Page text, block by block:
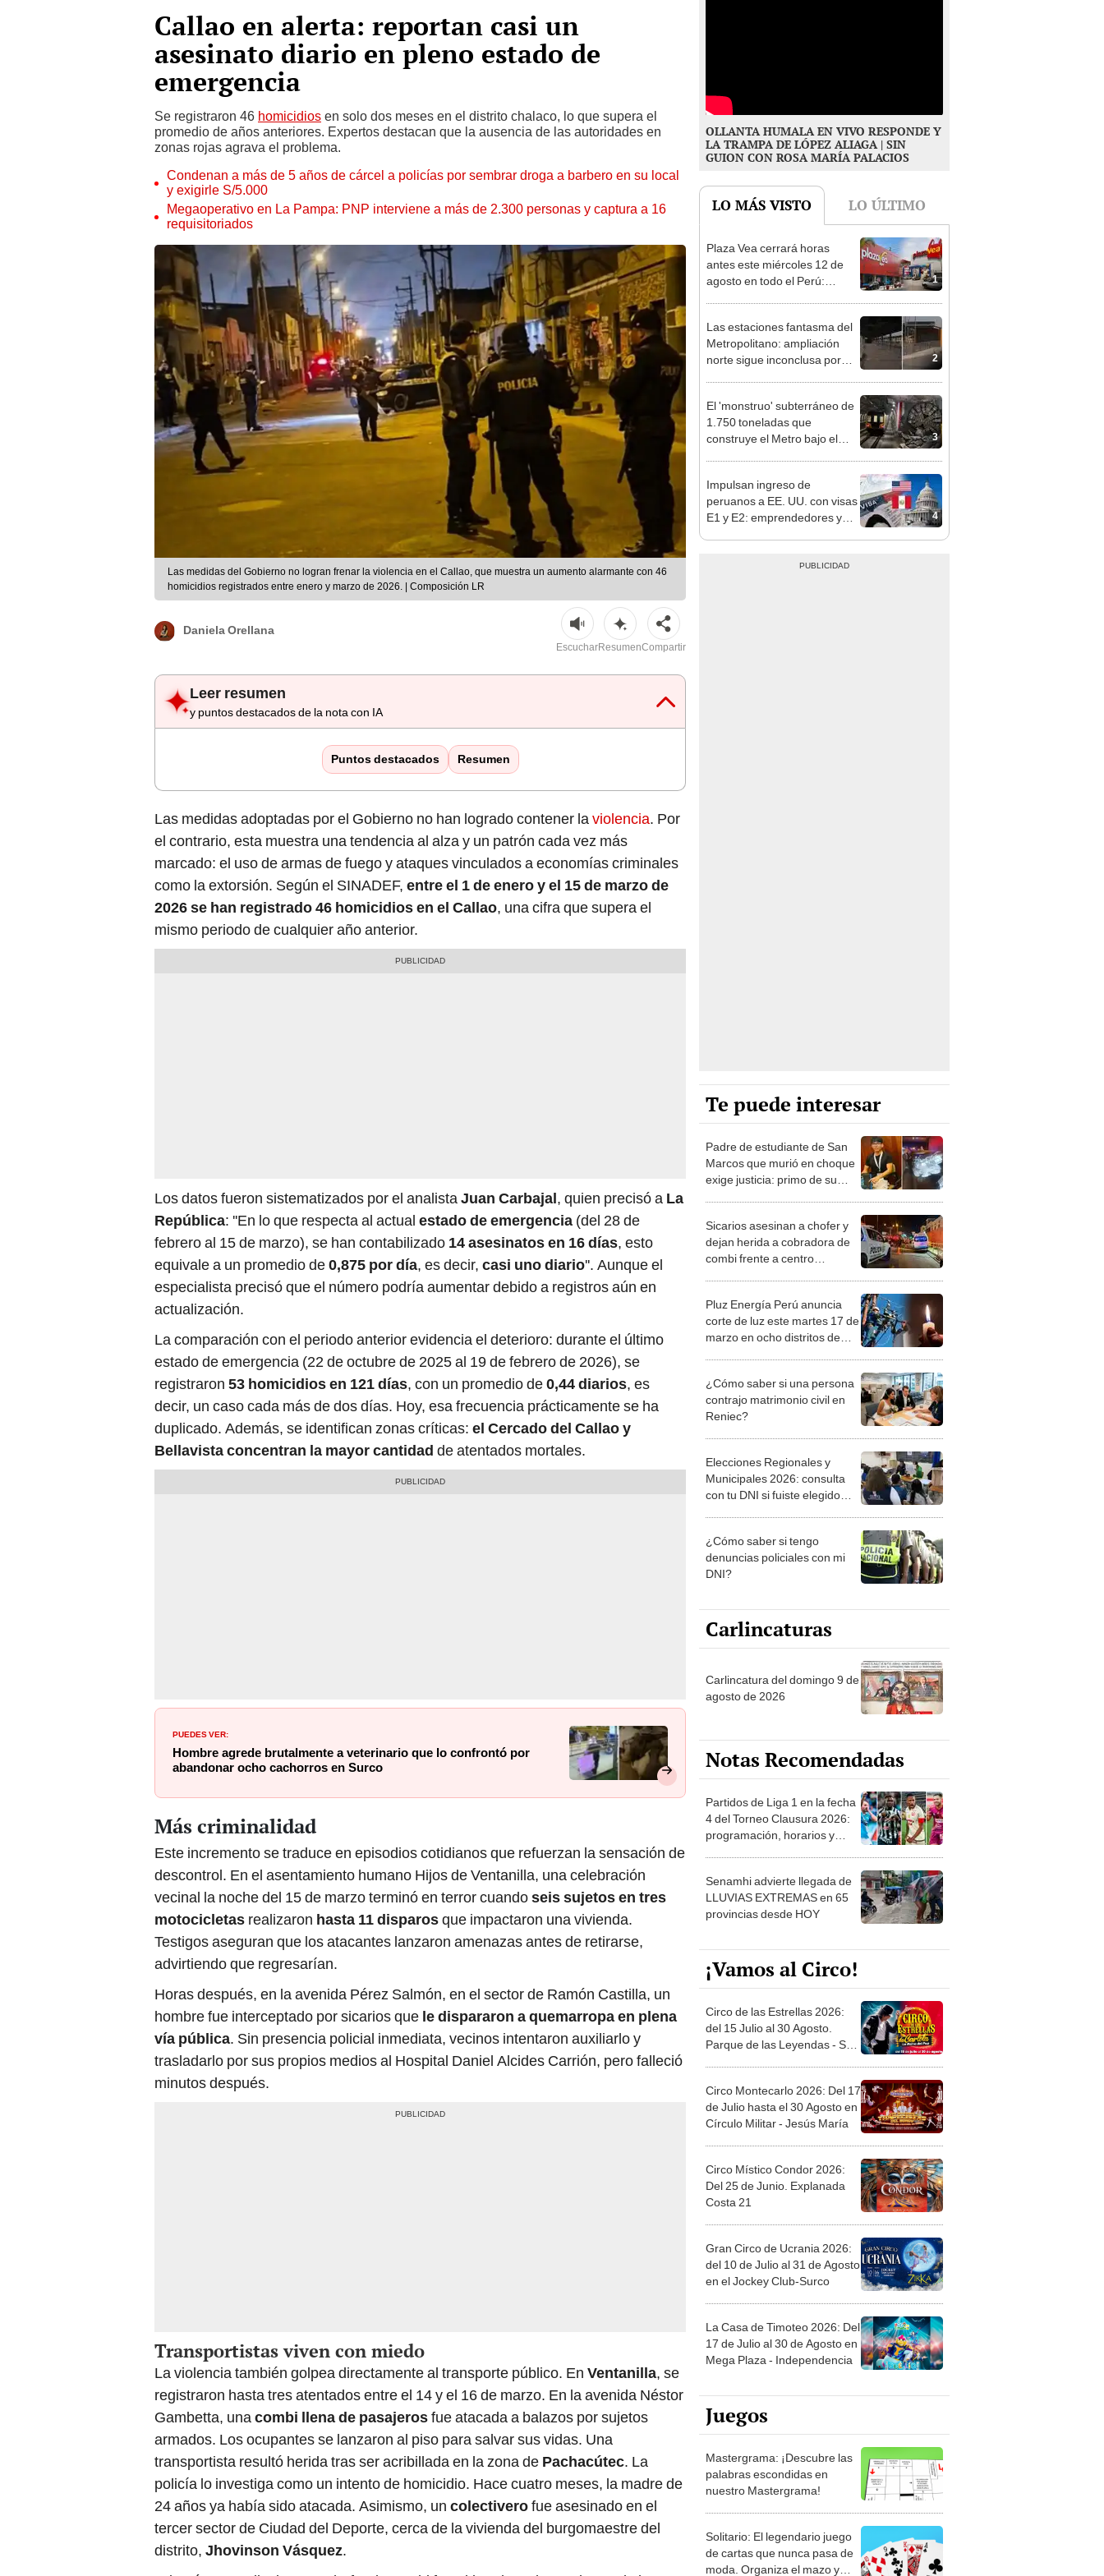
Callao en alerta: reportan casi un
asesinato diario en pleno estado de
emergencia
Se registraron 46 homicidios en solo dos meses en el distrito chalaco, lo que supera el
promedio de años anteriores. Expertos destacan que la ausencia de las autoridades en
zonas rojas agrava el problema.
Condenan a más de 5 años de cárcel a policías por sembrar droga a barbero en su local
y exigirle S/5.000
Megaoperativo en La Pampa: PNP interviene a más de 2.300 personas y captura a 16
requisitoriados
Las medidas del Gobierno no logran frenar la violencia en el Callao, que muestra un aumento alarmante con 46
homicidios registrados entre enero y marzo de 2026. | Composición LR
Daniela Orellana
EscucharResumenCompartir
Leer resumen
y puntos destacados de la nota con IA
Puntos destacados Resumen
Las medidas adoptadas por el Gobierno no han logrado contener laviolencia. Por
el contrario, esta muestra una tendencia al alza y un patrón cada vez más
marcado: el uso de armas de fuego y ataques vinculados a economías criminales
como la extorsión. Según el SINADEF, entre el 1 de enero y el 15 de marzo de
2026 se han registrado 46 homicidios en el Callao, una cifra que supera el
mismo periodo de cualquier año anterior.
Los datos fueron sistematizados por el analistaJuan Carbajal, quien precisó a La
República: ''En lo que respecta al actual estado de emergencia (del 28 de
febrero al 15 de marzo), se han contabilizado 14 asesinatos en 16 días, esto
equivale a un promedio de0,875 por día, es decir, casi uno diario''. Aunque el
especialista precisó que el número podría aumentar debido a registros aún en
actualización.
La comparación con el periodo anterior evidencia el deterioro: durante el último
estado de emergencia (22 de octubre de 2025 al 19 de febrero de 2026), se
registraron 53 homicidios en 121 días, con un promedio de0,44 diarios, es
decir, un caso cada más de dos días. Hoy, esa frecuencia prácticamente se ha
duplicado. Además, se identifican zonas críticas: el Cercado del Callao y
Bellavista concentran la mayor cantidad de atentados mortales.
PUEDES VER:
Hombre agrede brutalmente a veterinario que lo confrontó por
abandonar ocho cachorros en Surco
Más criminalidad
Este incremento se traduce en episodios cotidianos que refuerzan la sensación de
descontrol. En el asentamiento humano Hijos de Ventanilla, una celebración
vecinal la noche del 15 de marzo terminó en terror cuandoseis sujetos en tres
motocicletas realizaron hasta 11 disparosque impactaron una vivienda.
Testigos aseguran que los atacantes lanzaron amenazas antes de retirarse,
advirtiendo que regresarían.
Horas después, en la avenida Pérez Salmón, en el sector de Ramón Castilla, un
hombre fue interceptado por sicarios que le dispararon a quemarropa en plena
vía pública. Sin presencia policial inmediata, vecinos intentaron auxiliarlo y
trasladarlo por sus propios medios al Hospital Daniel Alcides Carrión, pero falleció
minutos después.
Transportistas viven con miedo
La violencia también golpea directamente al transporte público. En Ventanilla, se
registraron hasta tres atentados entre el 14 y el 16 de marzo. En la avenida Néstor
Gambetta, unacombi llena de pasajerosfue atacada a balazos por sujetos
armados. Los ocupantes se lanzaron al piso para salvar sus vidas. Una
transportista resultó herida tras ser acribillada en la zona de Pachacútec. La
policía lo investiga como un intento de homicidio. Hace cuatro meses, la madre de
24 años ya había sido atacada. Asimismo, un colectiverofue asesinado en el
tercer sector de Ciudad del Deporte, cerca de la vivienda del burgomaestre del
distrito, Jhovinson Vásquez.
OLLANTA HUMALA EN VIVO RESPONDE Y
LA TRAMPA DE LÓPEZ ALIAGA | SIN
GUION CON ROSA MARÍA PALACIOS
LO MÁS VISTO LO ÚLTIMO
1
Plaza Vea cerrará horas
antes este miércoles 12 de
agosto en todo el Perú:
2
Las estaciones fantasma del
Metropolitano: ampliación
norte sigue inconclusa por
3
El 'monstruo' subterráneo de
1.750 toneladas que
construye el Metro bajo el
4
Impulsan ingreso de
peruanos a EE. UU. con visas
E1 y E2: emprendedores y
Te puede interesar
Padre de estudiante de San
Marcos que murió en choque
exige justicia: primo de su
Sicarios asesinan a chofer y
dejan herida a cobradora de
combi frente a centro
Pluz Energía Perú anuncia
corte de luz este martes 17 de
marzo en ocho distritos de
¿Cómo saber si una persona
contrajo matrimonio civil en
Reniec?
Elecciones Regionales y
Municipales 2026: consulta
con tu DNI si fuiste elegido
la ONPE
¿Cómo saber si tengo
denuncias policiales con mi
DNI?
Carlincaturas
Carlincatura del domingo 9 de
agosto de 2026
Notas Recomendadas
Partidos de Liga 1 en la fecha
4 del Torneo Clausura 2026:
programación, horarios y
Senamhi advierte llegada de
LLUVIAS EXTREMAS en 65
provincias desde HOY
¡Vamos al Circo!
Circo de las Estrellas 2026:
del 15 Julio al 30 Agosto.
Parque de las Leyendas - San
Circo Montecarlo 2026: Del 17
de Julio hasta el 30 Agosto en
Círculo Militar - Jesús María
Circo Místico Condor 2026:
Del 25 de Junio. Explanada
Costa 21
Gran Circo de Ucrania 2026:
del 10 de Julio al 31 de Agosto
en el Jockey Club-Surco
La Casa de Timoteo 2026: Del
17 de Julio al 30 de Agosto en
Mega Plaza - Independencia
Juegos
Mastergrama: ¡Descubre las
palabras escondidas en
nuestro Mastergrama!
Solitario: El legendario juego
de cartas que nunca pasa de
moda. Organiza el mazo y